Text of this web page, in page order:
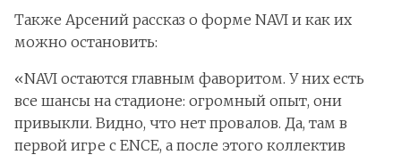
Также Арсений рассказ о форме NAVI и как их
можно остановить:
«NAVI остаются главным фаворитом. У них есть
все шансы на стадионе: огромный опыт, они
привыкли. Видно, что нет провалов. Да, там в
первой игре с ENCE, а после этого коллектив